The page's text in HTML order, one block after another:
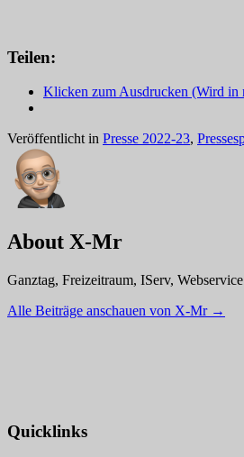
Teilen:
Klicken zum Ausdrucken (Wird in
Veröffentlicht in Presse 2022-23,
About X-Mr
Ganztag, Freizeitraum, IServ, Webservice
Alle Beiträge anschauen von X-Mr →
Quicklinks